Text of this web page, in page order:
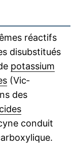
réactifs
disubstitués
potassium
(Vic‐
des
conduit